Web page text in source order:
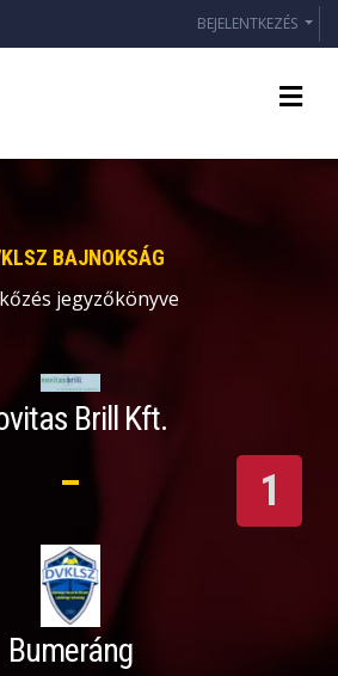
BEJELENTKEZÉS
BAJNOKSÁG
jegyzőkönyve
Brill Kft.
1
Bumeráng